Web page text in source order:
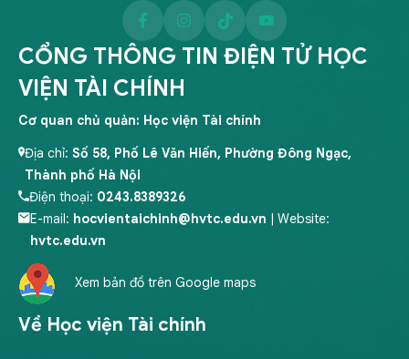
Về Học viện Tài chính
CỔNG THÔNG TIN ĐIỆN TỬ HỌC
VIỆN TÀI CHÍNH
Cơ quan chủ quản: Học viện Tài chính
Địa chỉ: Số 58, Phố Lê Văn Hiến, Phường Đông Ngạc,
Thành phố Hà Nội
Điện thoại: 0243.8389326
E-mail: hocvientaichinh@hvtc.edu.vn
| Website:
hvtc.edu.vn
Xem bản đồ trên Google maps